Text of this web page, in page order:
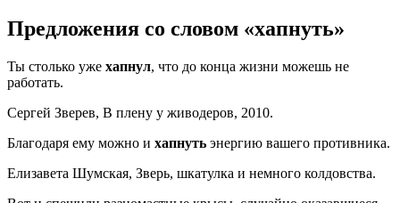
Предложения со словом «хапнуть»
Ты столько уже хапнул, что до конца жизни можешь не
работать.
Сергей Зверев, В плену у живодеров, 2010.
Благодаря ему можно и хапнуть энергию вашего противника.
Елизавета Шумская, Зверь, шкатулка и немного колдовства.